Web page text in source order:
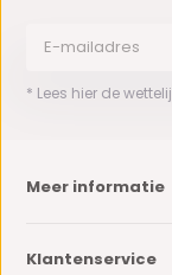
* Lees hier de
Meer informatie
Klantenservice